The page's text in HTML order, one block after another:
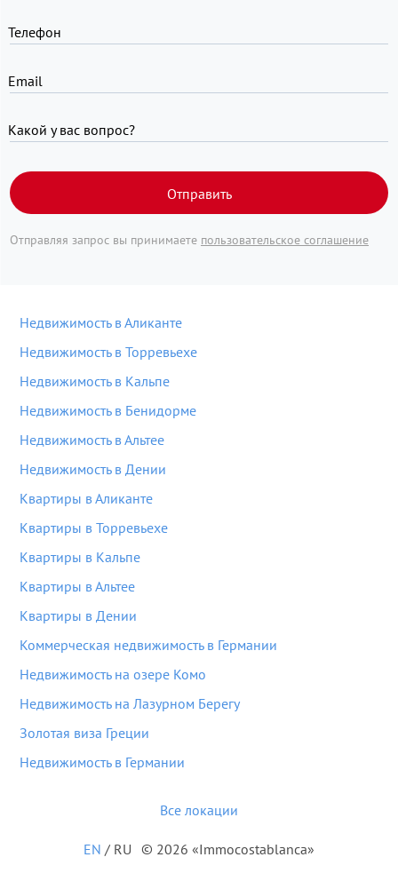
Телефон
Email
Какой у вас вопрос?
Отправить
Отправляя запрос вы принимаете пользовательское соглашение
Недвижимость в Аликанте
Недвижимость в Торревьехе
Недвижимость в Кальпе
Недвижимость в Бенидорме
Недвижимость в Альтее
Недвижимость в Дении
Квартиры в Аликанте
Квартиры в Торревьехе
Квартиры в Кальпе
Квартиры в Альтее
Квартиры в Дении
Коммерческая недвижимость в Германии
Недвижимость на озере Комо
Недвижимость на Лазурном Берегу
Золотая виза Греции
Недвижимость в Германии
Все локации
EN / RU © 2026 «Immocostablanca»